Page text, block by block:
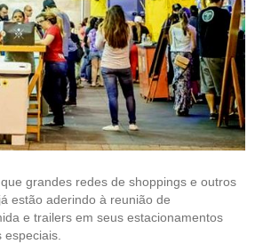
grandes redes de shoppings e outros
estão aderindo à reunião de
e trailers em seus estacionamentos
especiais.